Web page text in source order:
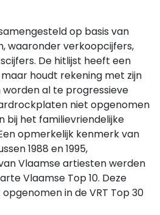
op basis van
waaronder verkoopcijfers,
De hitlijst heeft een
houdt rekening met zijn
al te progressieve
niet opgenomen
bij het familievriendelijke
opmerkelijk kenmerk van
1988 en 1995,
Vlaamse artiesten werden
Vlaamse Top 10. Deze
in de VRT Top 30